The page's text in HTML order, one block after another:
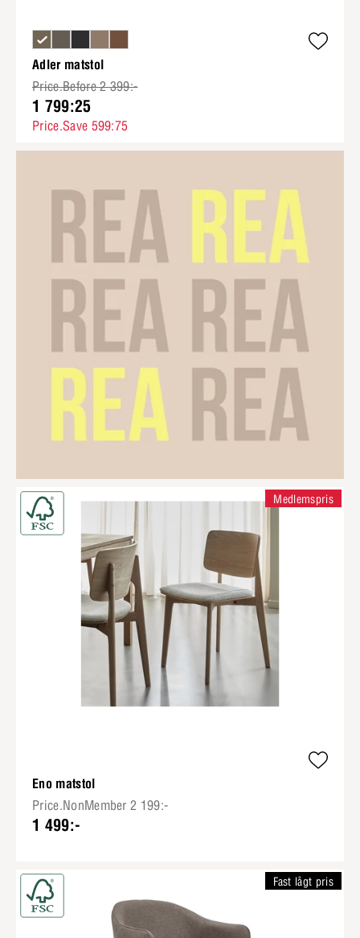
Adler matstol
Price.Before 2 399:-
1 799:25
Price.Save 599:75
Eno matstol
Price.NonMember 2 199:-
1 499:-
Medlemspris
Fast lågt pris